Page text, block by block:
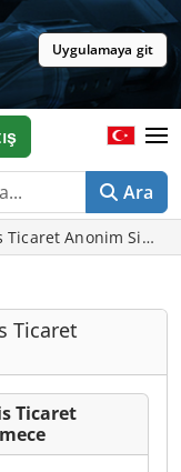
Uygulamaya git
Ara
Ticaret Anonim
Ticaret
Ticaret